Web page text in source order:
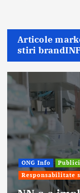
Articole
stiri
PR
companii